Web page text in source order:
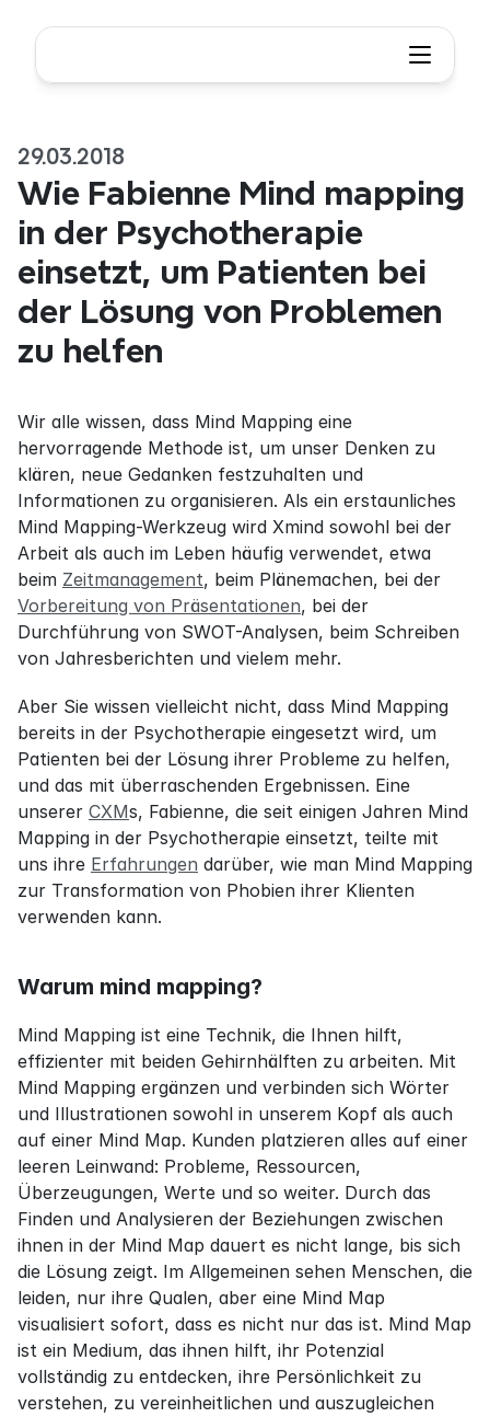
29.03.2018
Wie Fabienne Mind mapping
in der Psychotherapie
einsetzt, um Patienten bei
der Lösung von Problemen
zu helfen
Wir alle wissen, dass Mind Mapping eine
hervorragende Methode ist, um unser Denken zu
klären, neue Gedanken festzuhalten und
Informationen zu organisieren. Als ein erstaunliches
Mind Mapping-Werkzeug wird Xmind sowohl bei der
Arbeit als auch im Leben häufig verwendet, etwa
beim Zeitmanagement
Vorbereitung von Präsentationen, bei der
Durchführung von SWOT-Analysen, beim Schreiben
von Jahresberichten und vielem mehr.
Aber Sie wissen vielleicht nicht, dass Mind Mapping
bereits in der Psychotherapie eingesetzt wird, um
Patienten bei der Lösung ihrer Probleme zu helfen,
und das mit überraschenden Ergebnissen. Eine
unserer CXMs, Fabienne, die seit einigen Jahren Mind
Mapping in der Psychotherapie einsetzt, teilte mit
uns ihre Erfahrungen darüber, wie man Mind Mapping
zur Transformation von Phobien ihrer Klienten
verwenden kann.
Warum mind mapping?
Mind Mapping ist eine Technik, die Ihnen hilft,
effizienter mit beiden Gehirnhälften zu arbeiten. Mit
Mind Mapping ergänzen und verbinden sich Wörter
und Illustrationen sowohl in unserem Kopf als auch
auf einer Mind Map. Kunden platzieren alles auf einer
leeren Leinwand: Probleme, Ressourcen,
Überzeugungen, Werte und so weiter. Durch das
Finden und Analysieren der Beziehungen zwischen
ihnen in der Mind Map dauert es nicht lange, bis sich
die Lösung zeigt. Im Allgemeinen sehen Menschen, die
leiden, nur ihre Qualen, aber eine Mind Map
visualisiert sofort, dass es nicht nur das ist. Mind Map
ist ein Medium, das ihnen hilft, ihr Potenzial
vollständig zu entdecken, ihre Persönlichkeit zu
verstehen, zu vereinheitlichen und auszugleichen